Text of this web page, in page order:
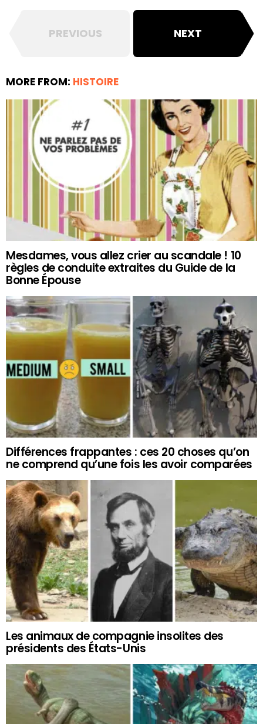
PREVIOUS NEXT
MORE FROM: HISTOIRE
Mesdames, vous allez crier au scandale ! 10
règles de conduite extraites du Guide de la
Bonne Épouse
Différences frappantes : ces 20 choses qu’on
ne comprend qu’une fois les avoir comparées
Les animaux de compagnie insolites des
présidents des États-Unis